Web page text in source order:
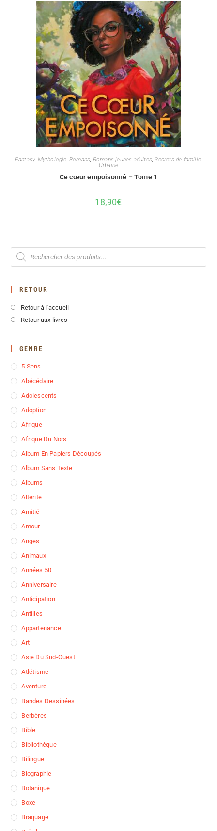
Fantasy, Mythologie ,Romans Romans jeunes adultes,Secrets de famille,
Urbaine
Ce cœur empoisonné – Tome 1
18,90€
RETOUR
Retour à l'accueil
Retour aux livres
GENRE
5 Sens
Abécédaire
Adolescents
Adoption
Afrique
Afrique Du Nors
Album En Papiers Découpés
Album Sans Texte
Albums
Altérité
Amitié
Amour
Anges
Animaux
Années 50
Anniversaire
Anticipation
Antilles
Appartenance
Art
Asie Du Sud-Ouest
Atlétisme
Aventure
Bandes Dessinées
Berbères
Bible
Bibliothèque
Bilingue
Biographie
Botanique
Boxe
Braquage